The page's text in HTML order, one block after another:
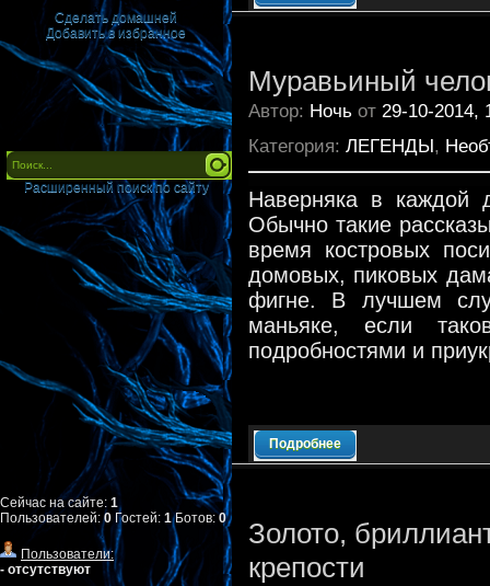
Сделать домашней
|
Добавить в избранное
Расширенный поиск по сайту
Сейчас на сайте: 1
Пользователей:0 Гостей: 1Ботов:0
Пользователи:
- отсутствуют
Муравьиный
Автор: Ночь от 29-10-2014,
Категория: ЛЕГЕНДЫ,
Наверняка в каждой
Обычно такие
время костровых
домовых, пиковых
фигне. В лучшем
маньяке, если
подробностями и
Подробнее
Золото,
крепости